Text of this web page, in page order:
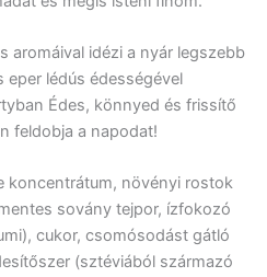
aromáival idézi a nyár legszebb
eper lédús édességével
Édes, könnyed és frissítő
feldobja a napodat!
koncentrátum, növényi rostok
sovány tejpor, ízfokozó
cukor, csomósodást gátló
(sztéviából származó